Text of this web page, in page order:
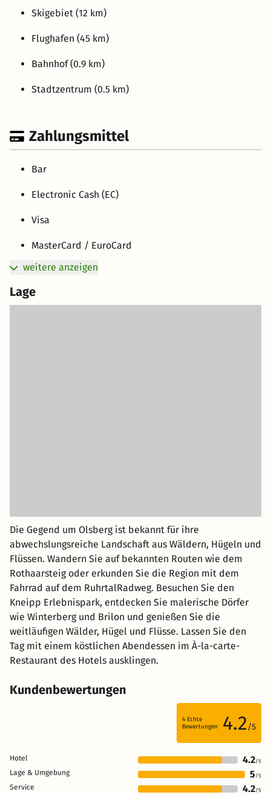
Skigebiet (12 km)
Flughafen (45 km)
Bahnhof (0.9 km)
Stadtzentrum (0.5 km)
Zahlungsmittel
Bar
Electronic Cash (EC)
Visa
MasterCard / EuroCard
weitere anzeigen
Lage
Die Gegend um Olsberg ist bekannt für ihre
abwechslungsreiche Landschaft aus Wäldern, Hügeln und
Flüssen. Wandern Sie auf bekannten Routen wie dem
Rothaarsteig oder erkunden Sie die Region mit dem
Fahrrad auf dem RuhrtalRadweg. Besuchen Sie den
Kneipp Erlebnispark, entdecken Sie malerische Dörfer
wie Winterberg und Brilon und genießen Sie die
weitläufigen Wälder, Hügel und Flüsse. Lassen Sie den
Tag mit einem köstlichen Abendessen im À-la-carte-
Restaurant des Hotels ausklingen.
Kundenbewertungen
4 Echte
Bewertungen
4.2 /5
Hotel 4.2/5
Lage & Umgebung 5 /5
Service 4.2/5